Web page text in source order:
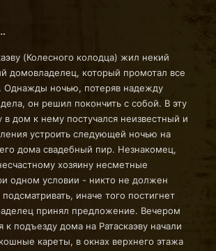
(Колесного колодца) жил некий
домовладелец, который промотал все
Однажды ночью, потеряв надежду
он решил покончить с собой. В эту
в дом к нему постучался неизвестный и
устроить следующей ночью на
дома свадебный пир. Незнакомец,
хозяину несметные
одном условии - никто не должен
иначе того постигнет
принял предложение. Вечером
подъезду дома на Ратаскаэву начали
кареты, в окнах верхнего этажа